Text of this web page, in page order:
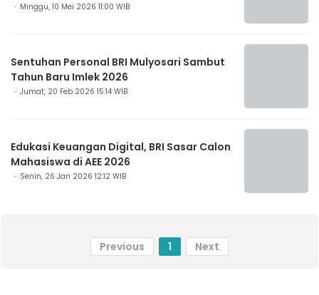
Minggu, 10 Mei 2026 11:00 WIB
Sentuhan Personal BRI Mulyosari Sambut
Tahun Baru Imlek 2026
Jumat, 20 Feb 2026 15:14 WIB
Edukasi Keuangan Digital, BRI Sasar Calon
Mahasiswa di AEE 2026
Senin, 26 Jan 2026 12:12 WIB
Previous 1 Next